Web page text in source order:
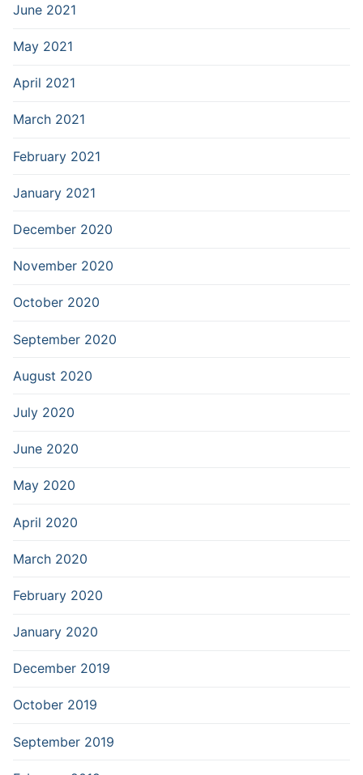
June 2021
May 2021
April 2021
March 2021
February 2021
January 2021
December 2020
November 2020
October 2020
September 2020
August 2020
July 2020
June 2020
May 2020
April 2020
March 2020
February 2020
January 2020
December 2019
October 2019
September 2019